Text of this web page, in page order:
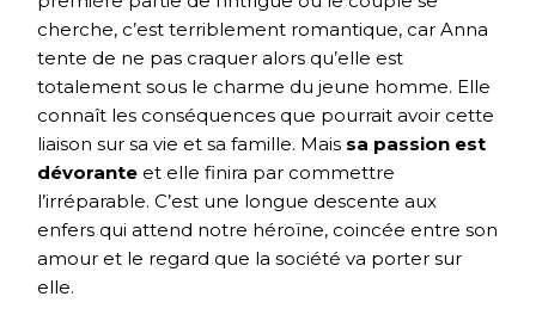
cherche, c’est terriblement romantique, car Anna
tente de ne pas craquer alors qu’elle est
totalement sous le charme du jeune homme. Elle
connaît les conséquences que pourrait avoir cette
liaison sur sa vie et sa famille. Mais sa passion est
dévorante et elle finira par commettre
l’irréparable. C’est une longue descente aux
enfers qui attend notre héroïne, coincée entre son
amour et le regard que la société va porter sur
elle.